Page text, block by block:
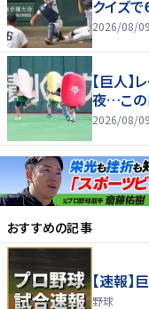
クイズ
2026/08/
【巨人
夜…この
2026/08/
おすすめの記事
【速報】
野球